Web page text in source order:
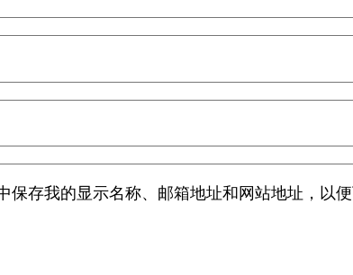
保存我的显示名称、邮箱地址和网站地址，以便